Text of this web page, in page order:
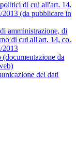
di cui all'art. 14,
(da pubblicare in
amministrazione, di
di cui all'art. 14, co.
2013
da
dei dati